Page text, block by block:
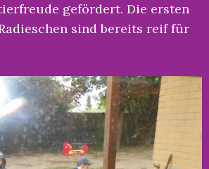
gefördert. Die ersten
sind bereits reif für